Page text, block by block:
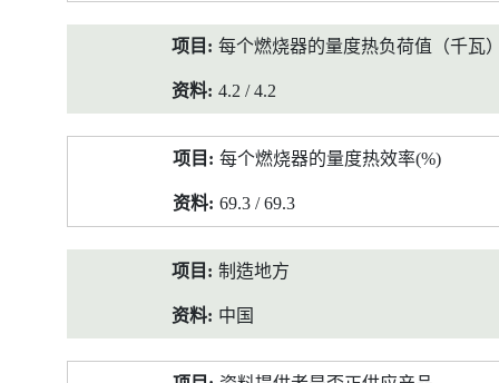
每个燃烧器的量度热负荷值（千瓦
4.2 / 4.2
每个燃烧器的量度热效率(%)
69.3 / 69.3
制造地方
中国